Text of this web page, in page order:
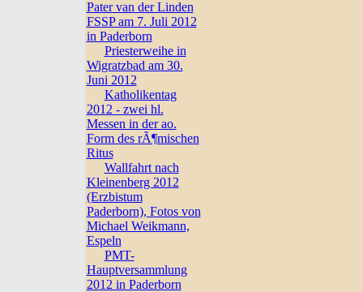
Pater van der Linden
FSSP am 7. Juli 2012
in Paderborn
Priesterweihe in
Wigratzbad am 30.
Juni 2012
Katholikentag
2012 - zwei hl.
Messen in der ao.
Form des rÃ¶mischen
Ritus
Wallfahrt nach
Kleinenberg 2012
(Erzbistum
Paderborn), Fotos von
Michael Weikmann,
Espeln
PMT-
Hauptversammlung
2012 in Paderborn